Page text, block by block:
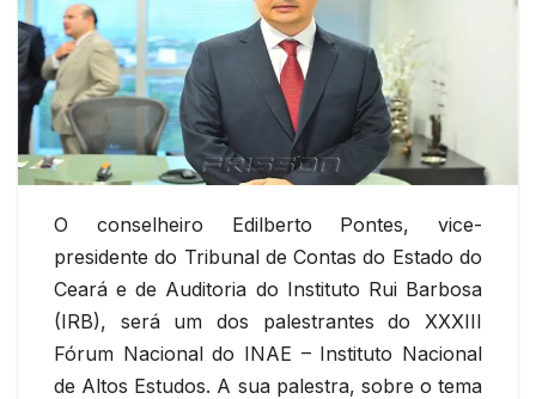
O conselheiro Edilberto Pontes, vice-
presidente do Tribunal de Contas do Estado do
Ceará e de Auditoria do Instituto Rui Barbosa
(IRB), será um dos palestrantes do XXXIII
Fórum Nacional do INAE – Instituto Nacional
de Altos Estudos. A sua palestra, sobre o tema